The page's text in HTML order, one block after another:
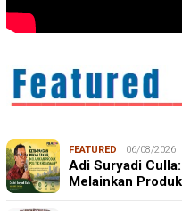
FEATURED 06/08/2026
Adi Suryadi
Melainkan